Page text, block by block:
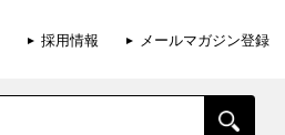
採用情報 メールマガジン登録